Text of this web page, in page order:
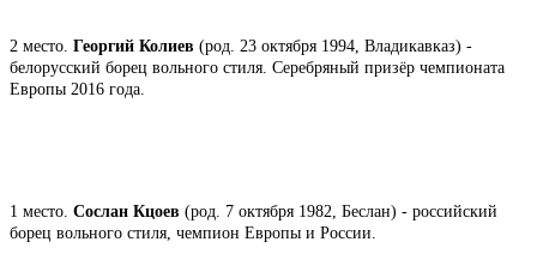
2 место. Георгий Колиев (род. 23 октября 1994, Владикавказ) -
белорусский борец вольного стиля. Серебряный призёр чемпионата
Европы 2016 года.
1 место. Сослан Кцоев (род. 7 октября 1982, Беслан) - российский
борец вольного стиля, чемпион Европы и России.